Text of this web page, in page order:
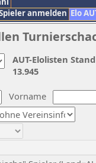
anmelden Elo
Vorname
AUT-Elolisten
13.945